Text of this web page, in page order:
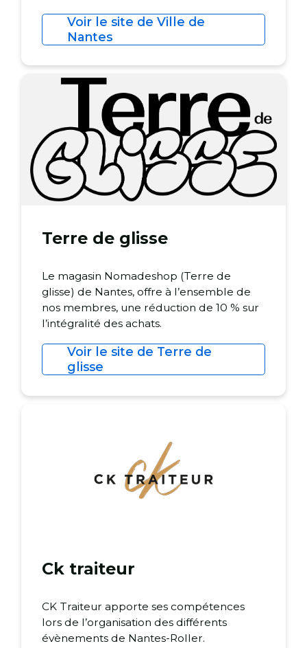
Voir le site de Ville de
Nantes
Terre de glisse
Le magasin Nomadeshop (Terre de
glisse) de Nantes, offre à l’ensemble de
nos membres, une réduction de 10 % sur
l’intégralité des achats.
Voir le site de Terre de
glisse
Ck traiteur
CK Traiteur apporte ses compétences
lors de l’organisation des différents
évènements de Nantes-Roller.